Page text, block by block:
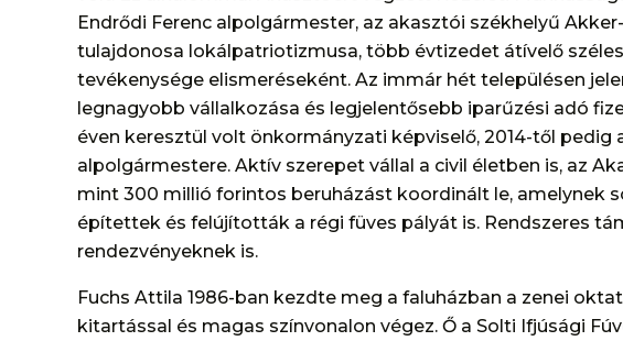
Endrődi Ferenc alpolgármester, az akasztói székhelyű
tulajdonosa lokálpatriotizmusa, több évtizedet átívelő
tevékenysége elismeréseként. Az immár hét településen
legnagyobb vállalkozása és legjelentősebb iparűzési adó
éven keresztül volt önkormányzati képviselő, 2014-től pedig
alpolgármestere. Aktív szerepet vállal a civil életben is, az
mint 300 millió forintos beruházást koordinált le, amelynek
építettek és felújították a régi füves pályát is. Rendszeres
rendezvényeknek is.
Fuchs Attila 1986-ban kezdte meg a faluházban a zenei
kitartással és magas színvonalon végez. Ő a Solti Ifjúsági